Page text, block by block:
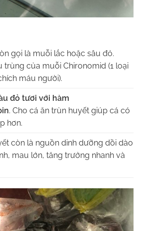
gọi là muỗi lắc hoặc sâu đỏ.
trùng của muỗi Chironomid (1 loại
máu người).
đỏ tươi với hàm
. Cho cá ăn trùn huyết giúp cá có
hơn.
còn là nguồn dinh dưỡng dồi dào
mau lớn, tăng trưởng nhanh và